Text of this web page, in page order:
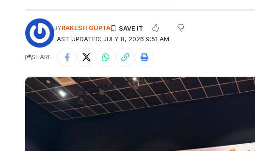
LAST UPDATED: JULY 8, 2026 9:51 AM
BYRAKESH GUPTA
SHARE